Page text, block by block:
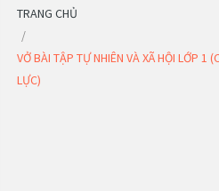
TRANG CHỦ
VỞ BÀI TẬP TỰ NHIÊN VÀ XÃ HỘI LỚP 1
LỰC)